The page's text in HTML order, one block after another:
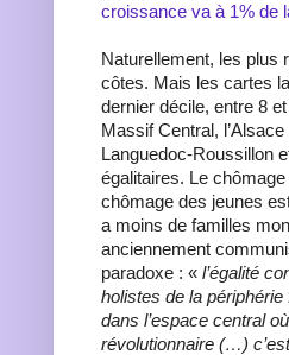
croissance va à 1% de
Naturellement, les plus
côtes. Mais les cartes
dernier décile, entre 8
Massif Central,
Languedoc-Roussillon
égalitaires. Le
chômage des jeunes
a moins de familles
anciennement
paradoxe : « l’égalité
holistes de la
dans l’espace central
révolutionnaire (…)